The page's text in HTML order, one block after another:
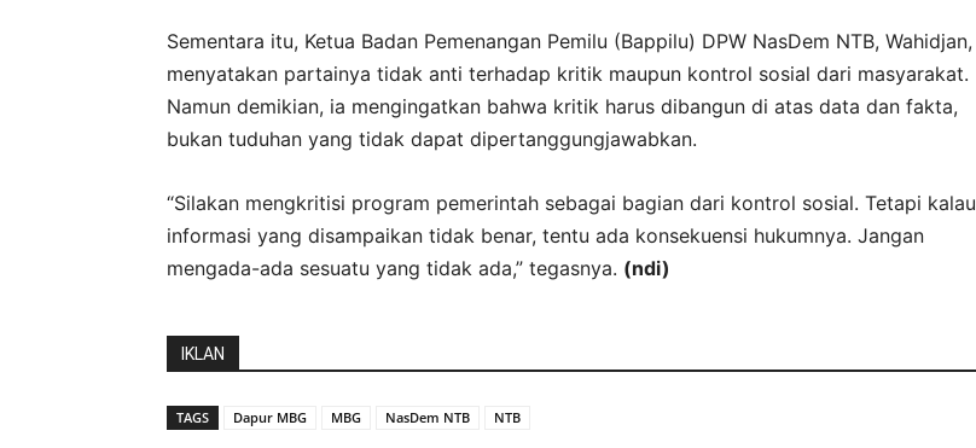
Sementara itu, Ketua Badan Pemenangan Pemilu (Bappilu) DPW NasDem NTB, Wahidjan,
menyatakan partainya tidak anti terhadap kritik maupun kontrol sosial dari masyarakat.
Namun demikian, ia mengingatkan bahwa kritik harus dibangun di atas data dan fakta,
bukan tuduhan yang tidak dapat dipertanggungjawabkan.
“Silakan mengkritisi program pemerintah sebagai bagian dari kontrol sosial. Tetapi kalau
informasi yang disampaikan tidak benar, tentu ada konsekuensi hukumnya. Jangan
mengada-ada sesuatu yang tidak ada,” tegasnya. (ndi)
IKLAN
TAGS Dapur MBG MBG NasDem NTB NTB